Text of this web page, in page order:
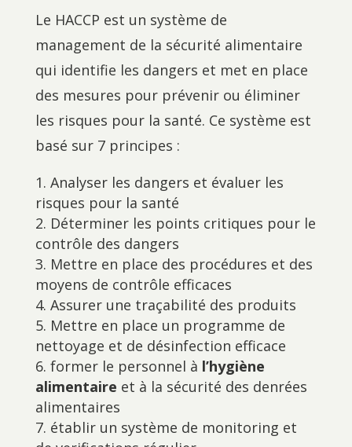
Le HACCP est un système de
management de la sécurité alimentaire
qui identifie les dangers et met en place
des mesures pour prévenir ou éliminer
les risques pour la santé. Ce système est
basé sur 7 principes :
Analyser les dangers et évaluer les
risques pour la santé
Déterminer les points critiques pour le
contrôle des dangers
Mettre en place des procédures et des
moyens de contrôle efficaces
Assurer une traçabilité des produits
Mettre en place un programme de
nettoyage et de désinfection efficace
former le personnel à l’hygiène
alimentaire et à la sécurité des denrées
alimentaires
établir un système de monitoring et